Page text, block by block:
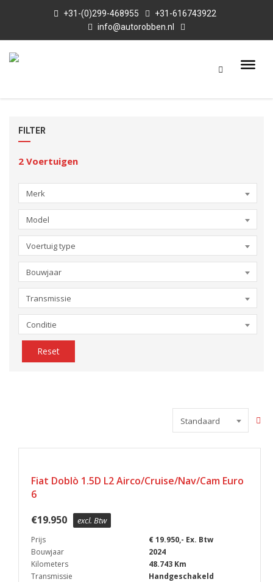
+31-(0)299-468955
+31-616743922
info@autorobben.nl
FILTER
2 Voertuigen
Merk
Model
Voertuig type
Bouwjaar
Transmissie
Conditie
Reset
Standaard
Fiat Doblò 1.5D L2 Airco/Cruise/Nav/Cam Euro
6
€19.950 excl. Btw
Prijs
€ 19.950,- Ex. Btw
Bouwjaar
2024
Kilometers
48.743 Km
Transmissie
Handgeschakeld